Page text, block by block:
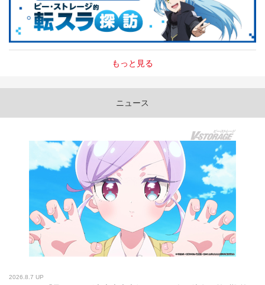
もっと見る
ニュース
2026.8.7 UP